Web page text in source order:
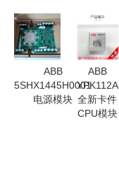
ABB
5SHX1445H0001
电源模块
ABB
YPK112A
全新卡件
CPU模块